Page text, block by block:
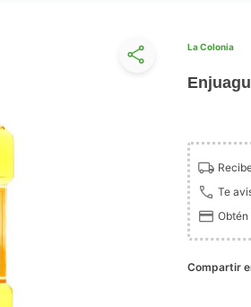
La Colonia
Te
Obtén